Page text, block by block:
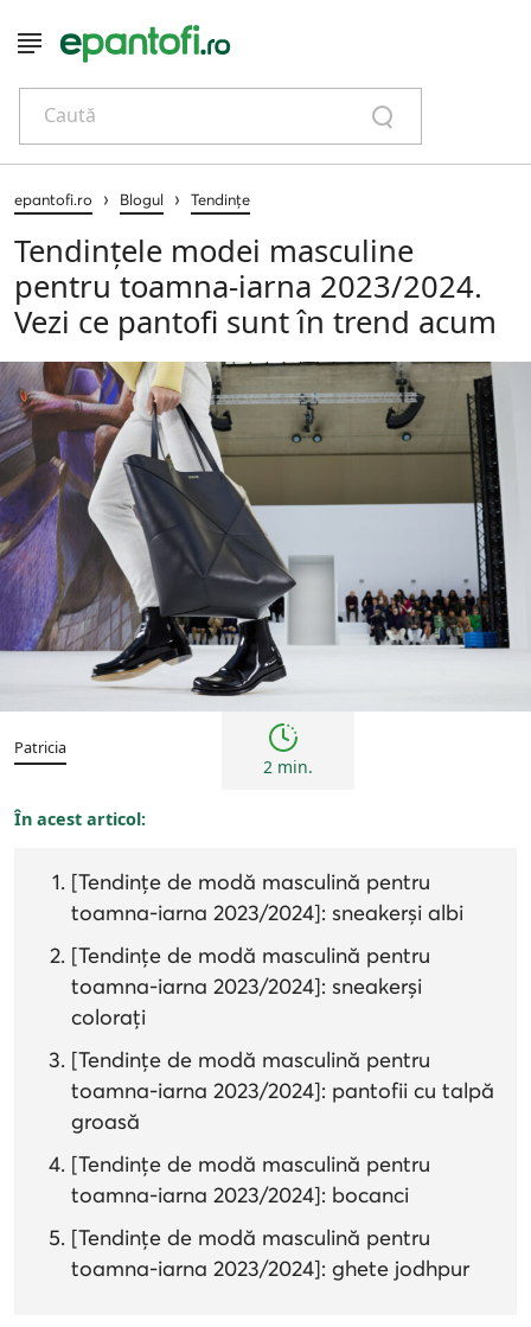
Caută
epantofi.ro › Blogul › Tendințe
Tendințele modei masculine
pentru toamna-iarna 2023/2024.
Vezi ce pantofi sunt în trend acum
Patricia
2 min.
În acest articol:
[Tendințe de modă masculină pentru
toamna-iarna 2023/2024]: sneakerși albi
[Tendințe de modă masculină pentru
toamna-iarna 2023/2024]: sneakerși
colorați
[Tendințe de modă masculină pentru
toamna-iarna 2023/2024]: pantofii cu talpă
groasă
[Tendințe de modă masculină pentru
toamna-iarna 2023/2024]: bocanci
[Tendințe de modă masculină pentru
toamna-iarna 2023/2024]: ghete jodhpur